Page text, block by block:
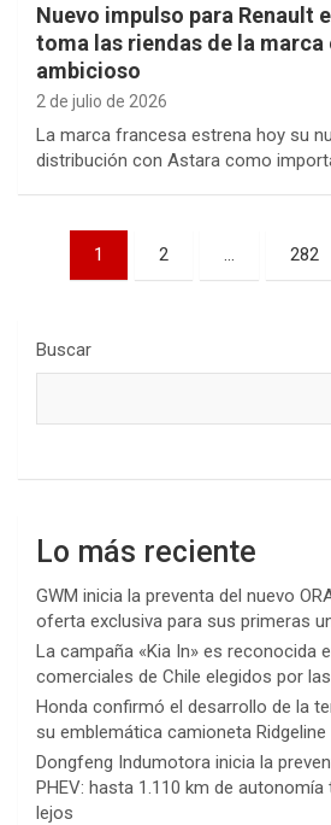
Nuevo impulso para Renault
toma las riendas de la marca
ambicioso
2 de julio de 2026
La marca francesa estrena hoy su
distribución con Astara como
Paginación
1 2 … 282
Buscar
Lo más reciente
GWM inicia la preventa del nuevo
oferta exclusiva para sus primeras
La campaña «Kia In» es reconocida
comerciales de Chile elegidos por
Honda confirmó el desarrollo de la
su emblemática camioneta Ridgeline
Dongfeng Indumotora inicia la
PHEV: hasta 1.110 km de
lejos